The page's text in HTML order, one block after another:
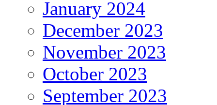
January 2024
December 2023
November 2023
October 2023
September 2023